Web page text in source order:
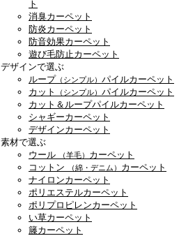
ト
消臭カーペット
防炎カーペット
防音効果カーペット
遊び毛防止カーペット
デザインで選ぶ
ループ （シンプル） パイルカーペット
カット
（シンプル） パイルカーペット
カット＆ループパイルカーペット
シャギーカーペット
デザインカーペット
素材で選ぶ
ウール
（羊毛） カーペット
コットン
（綿・デニム） カーペット
ナイロンカーペット
ポリエステルカーペット
ポリプロピレンカーペット
い草カーペット
籐カーペット